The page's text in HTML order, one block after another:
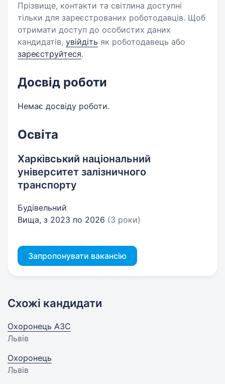
Прізвище, контакти та світлина доступні
тільки для зареєстрованих роботодавців. Щоб
отримати доступ до особистих даних
кандидатів, увійдіть як роботодавець або
зареєструйтеся.
Досвід роботи
Немає досвіду роботи.
Освіта
Харківський національний
університет залізничного
транспорту
Будівельний
Вища, з 2023 по 2026 (3 роки)
Запропонувати вакансію
Схожі кандидати
Охоронець АЗС
Львів
Охоронець
Львів